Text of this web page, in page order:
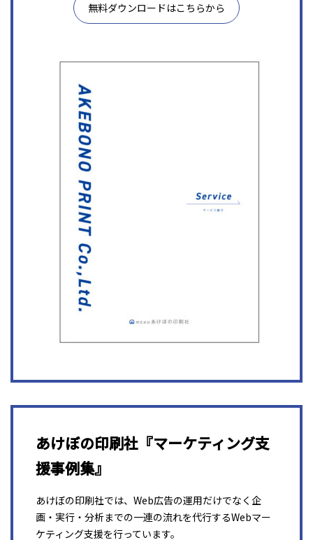
無料ダウンロードはこちらから
あけぼの印刷社『マーケティング支
援事例集』
あけぼの印刷社では、Web広告の運用だけでなく企
画・実行・分析までの一連の流れを代行するWebマー
ケティング支援を行っています。